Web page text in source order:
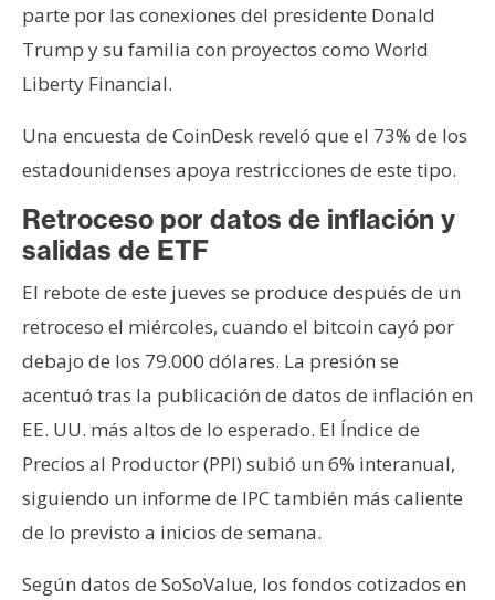
parte por las conexiones del presidente Donald
Trump y su familia con proyectos como World
Liberty Financial.
Una encuesta de CoinDesk reveló que el 73% de los
estadounidenses apoya restricciones de este tipo.
Retroceso por datos de inflación y
salidas de ETF
El rebote de este jueves se produce después de un
retroceso el miércoles, cuando el bitcoin cayó por
debajo de los 79.000 dólares. La presión se
acentuó tras la publicación de datos de inflación en
EE. UU. más altos de lo esperado. El Índice de
Precios al Productor (PPI) subió un 6% interanual,
siguiendo un informe de IPC también más caliente
de lo previsto a inicios de semana.
Según datos de SoSoValue, los fondos cotizados en